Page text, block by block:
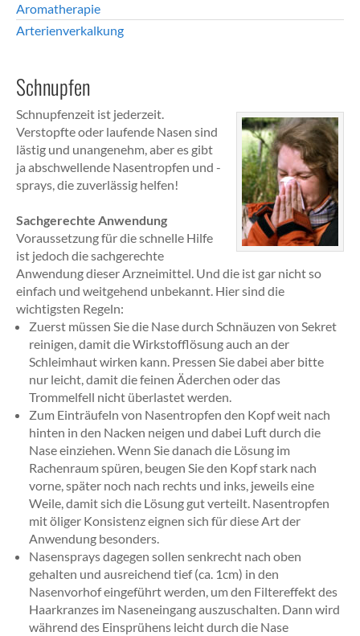
Aromatherapie
Arterienverkalkung
Schnupfen
Schnupfenzeit ist jederzeit.
Verstopfte oder laufende Nasen sind
lästig und unangenehm, aber es gibt
ja abschwellende Nasentropfen und -
sprays, die zuverlässig helfen!
Sachgerechte Anwendung
Voraussetzung für die schnelle Hilfe
ist jedoch die sachgerechte
Anwendung dieser Arzneimittel. Und die ist gar nicht so
einfach und weitgehend unbekannt. Hier sind die
wichtigsten Regeln:
Zuerst müssen Sie die Nase durch Schnäuzen von Sekret
reinigen, damit die Wirkstofflösung auch an der
Schleimhaut wirken kann. Pressen Sie dabei aber bitte
nur leicht, damit die feinen Äderchen oder das
Trommelfell nicht überlastet werden.
Zum Einträufeln von Nasentropfen den Kopf weit nach
hinten in den Nacken neigen und dabei Luft durch die
Nase einziehen. Wenn Sie danach die Lösung im
Rachenraum spüren, beugen Sie den Kopf stark nach
vorne, später noch nach rechts und inks, jeweils eine
Weile, damit sich die Lösung gut verteilt. Nasentropfen
mit öliger Konsistenz eignen sich für diese Art der
Anwendung besonders.
Nasensprays dagegen sollen senkrecht nach oben
gehalten und ausreichend tief (ca. 1cm) in den
Nasenvorhof eingeführt werden, um den Filtereffekt des
Haarkranzes im Naseneingang auszuschalten. Dann wird
während des Einsprühens leicht durch die Nase